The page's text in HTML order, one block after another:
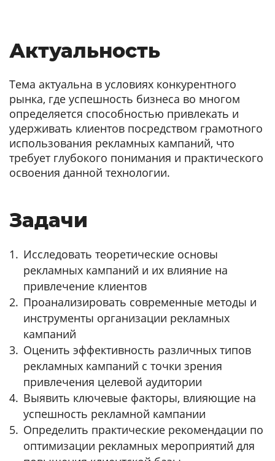
Актуальность
Тема актуальна в условиях конкурентного
рынка, где успешность бизнеса во многом
определяется способностью привлекать и
удерживать клиентов посредством грамотного
использования рекламных кампаний, что
требует глубокого понимания и практического
освоения данной технологии.
Задачи
Исследовать теоретические основы
рекламных кампаний и их влияние на
привлечение клиентов
Проанализировать современные методы и
инструменты организации рекламных
кампаний
Оценить эффективность различных типов
рекламных кампаний с точки зрения
привлечения целевой аудитории
Выявить ключевые факторы, влияющие на
успешность рекламной кампании
Определить практические рекомендации по
оптимизации рекламных мероприятий для